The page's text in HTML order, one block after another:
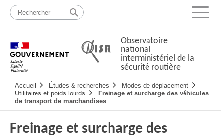
Passer
contenu
Menu
Observatoire
national
interministériel de la
sécurité routière
principale
Accueil Études & recherches
Modes de déplacement
Utilitaires et poids lourds
Freinage et surcharge des véhicules
de transport de marchandises
Freinage et surcharge des